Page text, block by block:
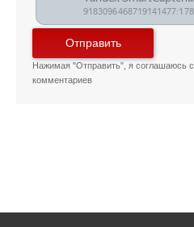
Отправить
Нажимая "Отправить", я соглашаюсь с
комментариев